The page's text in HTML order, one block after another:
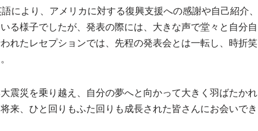
により、アメリカに対する復興支援への感謝や自己紹介、
る様子でしたが、発表の際には、大きな声で堂々と自分自
れたレセプションでは、先程の発表会とは一転し、時折笑
震災を乗り越え、自分の夢へと向かって大きく羽ばたかれ
来、ひと回りもふた回りも成長された皆さんにお会いでき